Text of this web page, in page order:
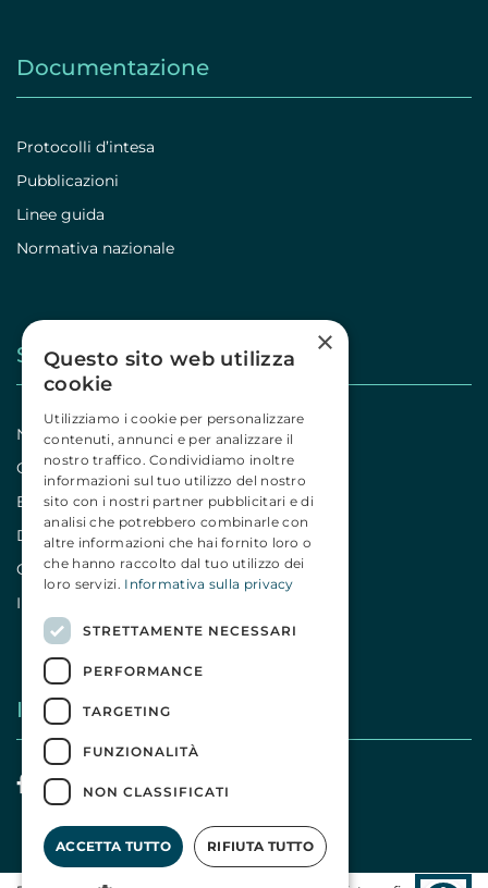
Documentazione
Protocolli d’intesa
Pubblicazioni
Linee guida
Normativa nazionale
Stampa
Notizie
Comunicati
Editoriali
Dicono di noi
Campagne
Iniziative
I nostri social
×
Questo sito web utilizza
cookie
Utilizziamo i cookie per personalizzare
contenuti, annunci e per analizzare il
nostro traffico. Condividiamo inoltre
informazioni sul tuo utilizzo del nostro
sito con i nostri partner pubblicitari e di
analisi che potrebbero combinarle con
altre informazioni che hai fornito loro o
che hanno raccolto dal tuo utilizzo dei
loro servizi. Informativa sulla privacy
STRETTAMENTE NECESSARI
PERFORMANCE
TARGETING
FUNZIONALITÀ
NON CLASSIFICATI
ACCETTA TUTTO RIFIUTA TUTTO